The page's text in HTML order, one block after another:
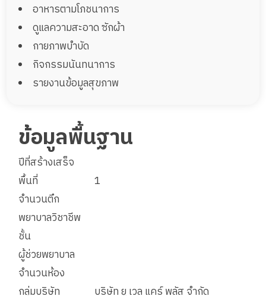
เตียง 35 ตรม.
พื้นที่ 35 ตรม.1 เตียง
ห้องพัก 4 เตียง 56 ตรม.
พื้นที่ 56 ตรม.
32,500
อาหารตามโภชนาการ
ดูแลความสะอาด ซักผ้า
กายภาพบำบัด
กิจกรรมนันทนาการ
รายงานข้อมูลสุขภาพ
ข้อมูลพื้นฐาน
ปีที่สร้างเสร็จ
พื้นที่
1
จำนวนตึก
พยาบาลวิชาชีพ
ชั้น
ผู้ช่วยพยาบาล
จำนวนห้อง
กลุ่มบริษัท
บริษัท ยู เวล แคร์ พลัส จำกัด